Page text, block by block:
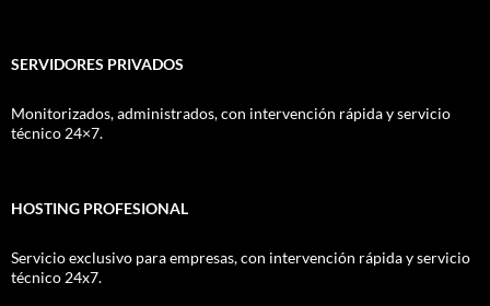
SERVIDORES PRIVADOS
Monitorizados, administrados, con intervención rápida y servicio
técnico 24×7.
HOSTING PROFESIONAL
Servicio exclusivo para empresas, con intervención rápida y servicio
técnico 24x7.